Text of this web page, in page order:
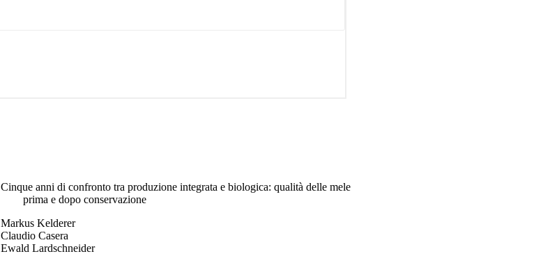
Cinque anni di confronto tra produzione integrata e biologica: qualità delle mele
prima e dopo conservazione
Markus Kelderer
Claudio Casera
Ewald Lardschneider